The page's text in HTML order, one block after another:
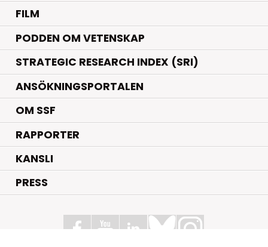
FILM
PODDEN OM VETENSKAP
STRATEGIC RESEARCH INDEX (SRI)
ANSÖKNINGSPORTALEN
OM SSF
RAPPORTER
KANSLI
PRESS